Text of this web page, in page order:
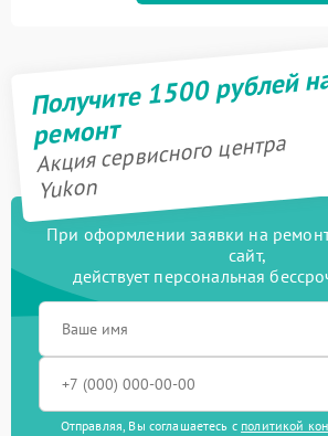
Получите 1500 рублей
ремонт
Акция сервисного центра
Yukon
При оформлении заявки на
сайт,
действует персональная
Отправляя, Вы соглашаетесь с политикой